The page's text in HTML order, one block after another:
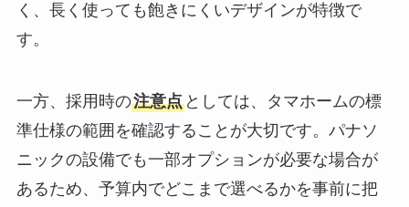
く、長く使っても飽きにくいデザインが特徴で
す。
一方、採用時の注意点としては、タマホームの標
準仕様の範囲を確認することが大切です。パナソ
ニックの設備でも一部オプションが必要な場合が
あるため、予算内でどこまで選べるかを事前に把